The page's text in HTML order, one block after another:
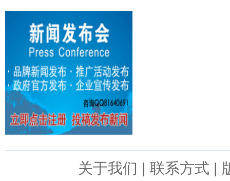
关于我们 | 联系方式 |